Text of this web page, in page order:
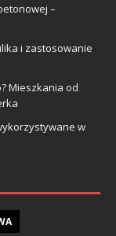
–
i zastosowanie
Mieszkania od
w